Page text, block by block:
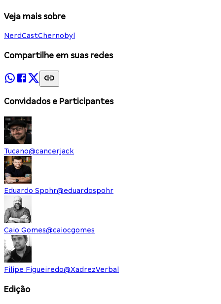
Veja mais sobre
NerdCastChernobyl
Compartilhe em suas redes
Convidados e Participantes
Tucano@cancerjack
Eduardo Spohr@eduardospohr
Caio Gomes@caiocgomes
Filipe Figueiredo@XadrezVerbal
Edição